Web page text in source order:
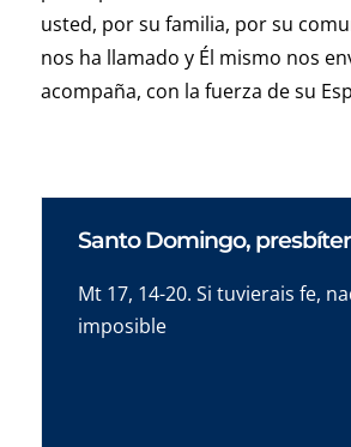
usted, por su familia, por su
nos ha llamado y Él mismo nos
acompaña, con la fuerza de su
Santo Domingo,
Mt 17, 14-20. Si tuvierais fe,
imposible